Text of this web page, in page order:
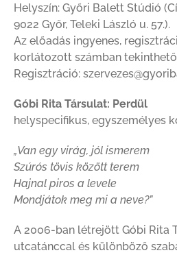
Helyszín: Győri Balett Stúdió
9022 Győr, Teleki László u. 57.).
Az előadás ingyenes,
korlátozott számban
Regisztráció:
Góbi Rita Társulat: Perdül
helyspecifikus, egyszemélyes
„Van egy virág, jól ismerem
Szúrós tövis között terem
Hajnal piros a levele
Mondjátok meg mi a neve?”
A 2006-ban létrejött Góbi Rita
utcatánccal és különböző